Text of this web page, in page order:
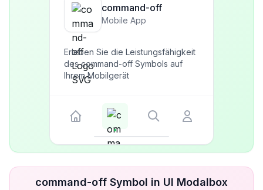
command-off
Mobile App
Erleben Sie die Leistungsfähigkeit
des command-off Symbols auf
Ihrem Mobilgerät
command-off Symbol in UI Modalbox